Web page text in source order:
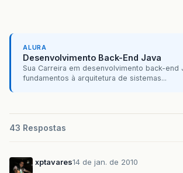
ALURA
Desenvolvimento Back-End Java
Sua Carreira em desenvolvimento back-end
fundamentos à arquitetura de sistemas...
43 Respostas
xptavares14 de jan. de 2010